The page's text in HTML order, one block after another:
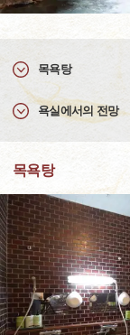
목욕탕
욕실에서의 전망
목욕탕